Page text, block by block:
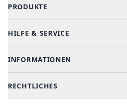
PRODUKTE
Alle Kategorien
Kühlen & Gefrieren
HILFE & SERVICE
Hilfe & FAQ
INFORMATIONEN
Über uns
RECHTLICHES